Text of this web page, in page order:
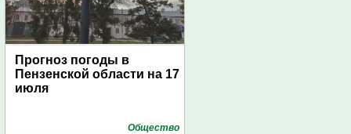
Прогноз погоды в
Пензенской области на 17
июля
Общество